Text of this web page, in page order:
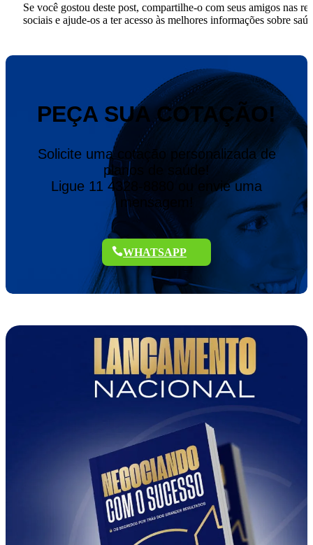
Se você gostou deste post, compartilhe-o com seus amigos nas
sociais e ajude-os a ter acesso às melhores informações sobre
PEÇA SUA COTAÇÃO!
Solicite uma cotação personalizada de
planos de saúde!
Ligue 11 4328-8880 ou envie uma
mensagem!
WHATSAPP